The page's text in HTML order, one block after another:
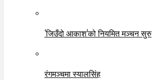
‘जिउँदो आकाश’को नियमित मञ्चन सुरु
रंगमञ्चमा स्यालसिंह